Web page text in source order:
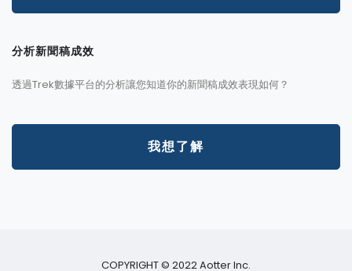
分析新聞稿成效
透過Trek數據平台的分析讓您知道你的新聞稿成效表現如何？
我想了解
COPYRIGHT © 2022 Aotter Inc.